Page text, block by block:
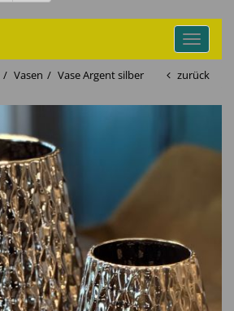
Toggle
Vasen Vase Argent silber zurück